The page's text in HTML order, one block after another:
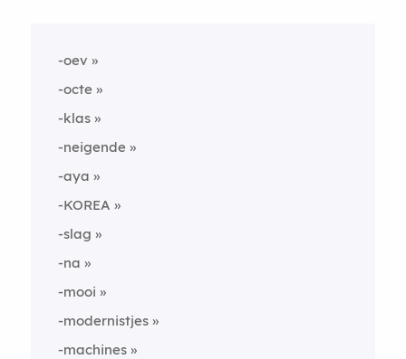
-oev
-octe
-klas
-neigende
-aya
-KOREA
-slag
-na
-mooi
-modernistjes
-machines